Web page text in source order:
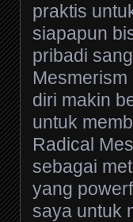
praktis
siapapun
pribadi
diri makin
untuk
Radical
sebagai
yang
saya untuk